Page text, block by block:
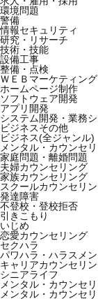
環境問題
警備
情報セキュリティ
研究・リサーチ
技術・技能
設備工事
整備・点検
ＷＥＢマーケティング
ホームページ制作
ソフトウェア開発
アプリ開発
システム開発・業務
ビジネスその他
ビジネス(全ジャンル)
メンタル・カウンセ
家庭問題・離婚問題
夫婦カウンセリング
家族カウンセリング
スクールカウンセリ
発達障害
不登校・登校拒否
引きこもり
いじめ
恋愛カウンセリング
セクハラ
パワハラ・ハラスメン
キャリアカウンセリ
シニアライフ
メンタル・カウンセ
メンタル・カウンセ